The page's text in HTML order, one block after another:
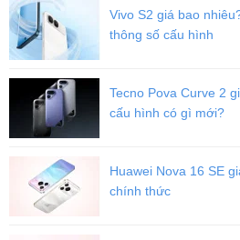
Ốp Lưng Da Mạ Viền Cao Cấp
Vivo S2 giá bao
thông số cấu hình
Tecno Pova Curve 2
cấu hình có gì mới?
Huawei Nova 16 SE
chính thức